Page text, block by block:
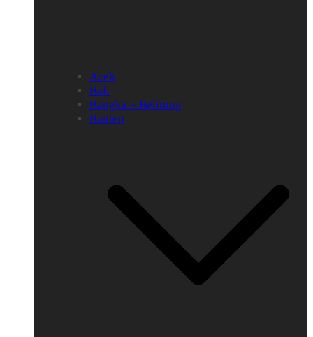
Aceh
Bali
Bangka – Belitung
Banten